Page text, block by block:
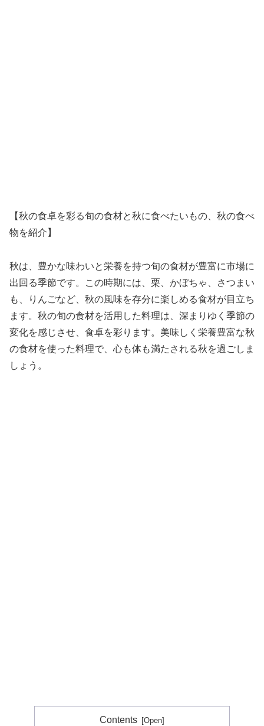
【秋の食卓を彩る旬の食材と秋に食べたいもの、秋の食べ
物を紹介】
秋は、豊かな味わいと栄養を持つ旬の食材が豊富に市場に
出回る季節です。この時期には、栗、かぼちゃ、さつまい
も、りんごなど、秋の風味を存分に楽しめる食材が目立ち
ます。秋の旬の食材を活用した料理は、深まりゆく季節の
変化を感じさせ、食卓を彩ります。美味しく栄養豊富な秋
の食材を使った料理で、心も体も満たされる秋を過ごしま
しょう。
Contents